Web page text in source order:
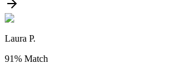
Laura P.
91% Match